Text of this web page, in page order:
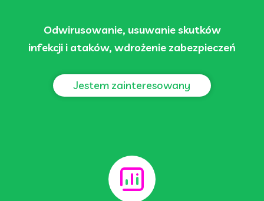
Odwirusowanie, usuwanie skutków
infekcji i ataków, wdrożenie zabezpieczeń
Jestem zainteresowany